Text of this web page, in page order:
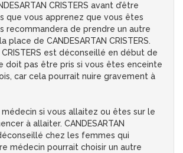
CRISTERS avant d’être
que vous apprenez que vous êtes
recommandera de prendre un autre
place de CANDESARTAN CRISTERS.
CRISTERS est déconseillé en début de
doit pas être pris si vous êtes enceinte
car cela pourrait nuire gravement à
si vous allaitez ou êtes sur le
à allaiter. CANDESARTAN
chez les femmes qui
médecin pourrait choisir un autre